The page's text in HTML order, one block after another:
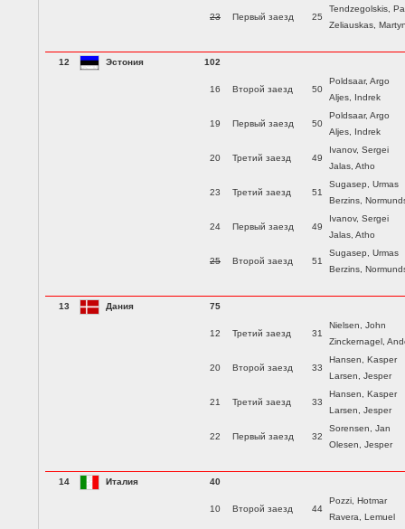
23 Первый заезд 25
Tendzegolskis,
Zeliauskas,
12 Эстония 102
16 Второй заезд 50
Poldsaar, Argo
Aljes, Indrek
19 Первый заезд 50
Poldsaar, Argo
Aljes, Indrek
20 Третий заезд 49
Ivanov, Sergei
Jalas, Atho
23 Третий заезд 51
Sugasep, Urmas
Berzins,
24 Первый заезд 49
Ivanov, Sergei
Jalas, Atho
25 Второй заезд 51
Sugasep, Urmas
Berzins,
13 Дания 75
12 Третий заезд 31
Nielsen, John
Zinckernagel,
20 Второй заезд 33
Hansen, Kasper
Larsen, Jesper
21 Третий заезд 33
Hansen, Kasper
Larsen, Jesper
22 Первый заезд 32
Sorensen, Jan
Olesen, Jesper
14 Италия 40
10 Второй заезд 44
Pozzi, Hotmar
Ravera, Lemuel